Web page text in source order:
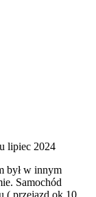
lipiec 2024
był w innym
Samochód
( przejazd ok 10